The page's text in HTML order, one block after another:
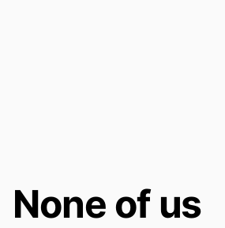
None of us